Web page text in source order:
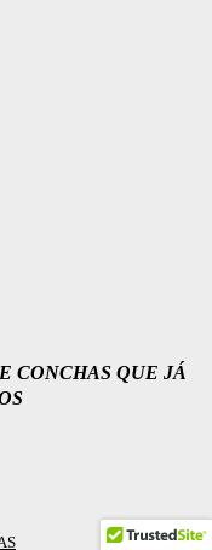
CONCHAS QUE JÁ